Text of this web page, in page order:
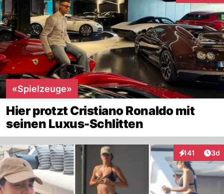
«Spielzeuge»
Hier protzt Cristiano Ronaldo mit
seinen Luxus-Schlitten
141
Interaktionen
3d